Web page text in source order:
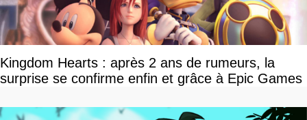
Kingdom Hearts : après 2 ans de rumeurs, la
surprise se confirme enfin et grâce à Epic Games